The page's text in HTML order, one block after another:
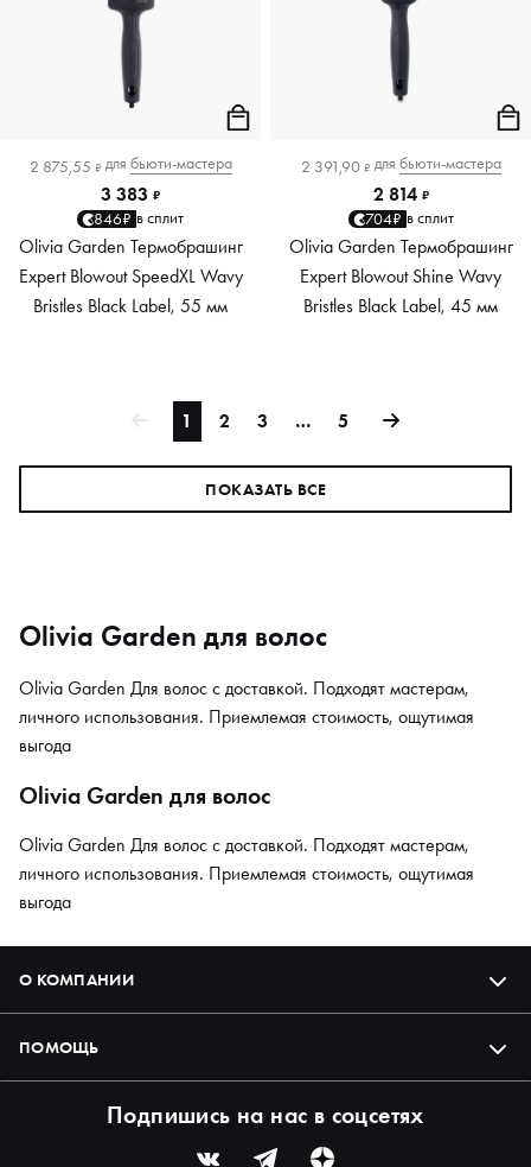
2 875,55 ₽ для бьюти-мастера
3 383 ₽
846₽ в сплит
Olivia Garden Термобрашинг
Expert Blowout SpeedXL Wavy
Bristles Black Label, 55 мм
2 391,90 ₽ для бьюти-мастера
2 814 ₽
704₽ в сплит
Olivia Garden Термобрашинг
Expert Blowout Shine Wavy
Bristles Black Label, 45 мм
1 2 3 … 5
ПОКАЗАТЬ ВСЕ
Olivia Garden для волос
Olivia Garden Для волос с доставкой. Подходят мастерам,
личного использования. Приемлемая стоимость, ощутимая
выгода
Olivia Garden для волос
Olivia Garden Для волос с доставкой. Подходят мастерам,
личного использования. Приемлемая стоимость, ощутимая
выгода
О КОМПАНИИ
ПОМОЩЬ
Подпишись на нас в соцсетях